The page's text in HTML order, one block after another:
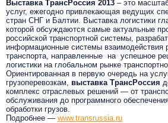
Выставка ТрансРоссия 2013 – это
услуг, ежегодно привлекающая ведущих
стран СНГ и Балтии. Выставка логистики
которой обсуждаются самые актуальные
российской транспортной системы,
информационные системы взаимодействия
транспорта, направленные на успешное
логистики на глобальном рынке
Ориентированная в первую очередь на
грузоперевозкам, выставка ТрансРоссия
комплекс отраслевых решений — от
обслуживания до программного
обработки грузов.
Подробнее — www.transrussia.ru